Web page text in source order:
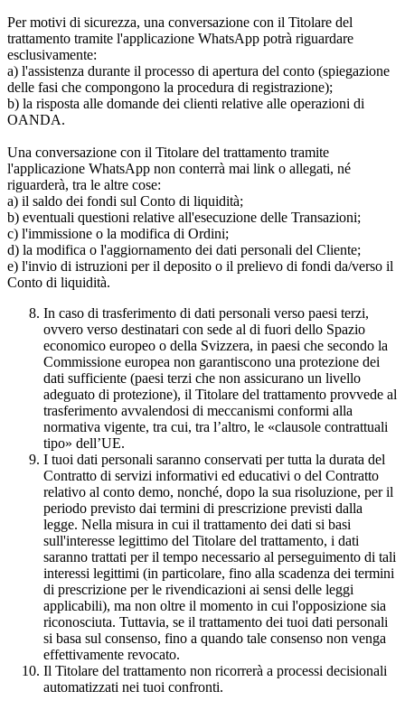
Per motivi di sicurezza, una conversazione con il Titolare del
trattamento tramite l'applicazione WhatsApp potrà riguardare
esclusivamente:
a) l'assistenza durante il processo di apertura del conto (spiegazione
delle fasi che compongono la procedura di registrazione);
b) la risposta alle domande dei clienti relative alle operazioni di
OANDA.
Una conversazione con il Titolare del trattamento tramite
l'applicazione WhatsApp non conterrà mai link o allegati, né
riguarderà, tra le altre cose:
a) il saldo dei fondi sul Conto di liquidità;
b) eventuali questioni relative all'esecuzione delle Transazioni;
c) l'immissione o la modifica di Ordini;
d) la modifica o l'aggiornamento dei dati personali del Cliente;
e) l'invio di istruzioni per il deposito o il prelievo di fondi da/verso il
Conto di liquidità.
In caso di trasferimento di dati personali verso paesi terzi,
ovvero verso destinatari con sede al di fuori dello Spazio
economico europeo o della Svizzera, in paesi che secondo la
Commissione europea non garantiscono una protezione dei
dati sufficiente (paesi terzi che non assicurano un livello
adeguato di protezione), il Titolare del trattamento provvede al
trasferimento avvalendosi di meccanismi conformi alla
normativa vigente, tra cui, tra l’altro, le «clausole contrattuali
tipo» dell’UE.
I tuoi dati personali saranno conservati per tutta la durata del
Contratto di servizi informativi ed educativi o del Contratto
relativo al conto demo, nonché, dopo la sua risoluzione, per il
periodo previsto dai termini di prescrizione previsti dalla
legge. Nella misura in cui il trattamento dei dati si basi
sull'interesse legittimo del Titolare del trattamento, i dati
saranno trattati per il tempo necessario al perseguimento di tali
interessi legittimi (in particolare, fino alla scadenza dei termini
di prescrizione per le rivendicazioni ai sensi delle leggi
applicabili), ma non oltre il momento in cui l'opposizione sia
riconosciuta. Tuttavia, se il trattamento dei tuoi dati personali
si basa sul consenso, fino a quando tale consenso non venga
effettivamente revocato.
Il Titolare del trattamento non ricorrerà a processi decisionali
automatizzati nei tuoi confronti.